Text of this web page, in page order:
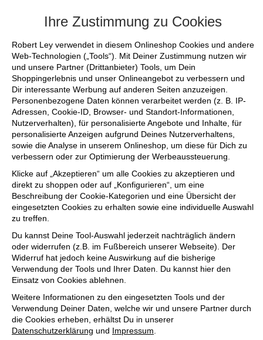
Ihre Zustimmung zu Cookies
Robert Ley verwendet in diesem Onlineshop Cookies und andere
Web-Technologien („Tools“). Mit Deiner Zustimmung nutzen wir
und unsere Partner (Drittanbieter) Tools, um Dein
Shoppingerlebnis und unser Onlineangebot zu verbessern und
Dir interessante Werbung auf anderen Seiten anzuzeigen.
Personenbezogene Daten können verarbeitet werden (z. B. IP-
Adressen, Cookie-ID, Browser- und Standort-Informationen,
Nutzerverhalten), für personalisierte Angebote und Inhalte, für
personalisierte Anzeigen aufgrund Deines Nutzerverhaltens,
sowie die Analyse in unserem Onlineshop, um diese für Dich zu
verbessern oder zur Optimierung der Werbeaussteuerung.
Klicke auf „Akzeptieren“ um alle Cookies zu akzeptieren und
direkt zu shoppen oder auf „Konfigurieren“, um eine
Beschreibung der Cookie-Kategorien und eine Übersicht der
eingesetzten Cookies zu erhalten sowie eine individuelle Auswahl
zu treffen.
Du kannst Deine Tool-Auswahl jederzeit nachträglich ändern
oder widerrufen (z.B. im Fußbereich unserer Webseite). Der
Widerruf hat jedoch keine Auswirkung auf die bisherige
Verwendung der Tools und Ihrer Daten. Du kannst hier den
Einsatz von Cookies ablehnen.
Weitere Informationen zu den eingesetzten Tools und der
Verwendung Deiner Daten, welche wir und unsere Partner durch
die Cookies erheben, erhältst Du in unserer
Datenschutzerklärung und Impressum.